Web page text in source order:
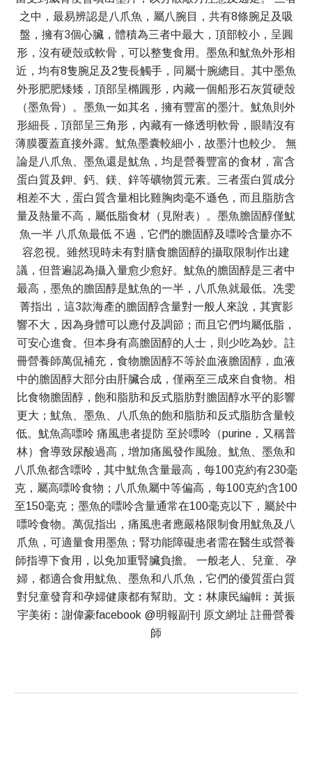
之中，最易辨認是八爪魚，屬八腕目，共有8條腕足及吸
盤，擁有3個心臟，體積為三者中最大，頂部較小，呈圓
形，沒有硬殼或軟骨，可以整隻食用。墨魚和魷魚外形相
近，均有8隻腕足及2隻長觸手，同屬十腕總目。其中墨魚
外形肥肥矮矮，頂部呈橢圓形，內藏一個船形石灰質硬殼
（墨魚骨）。墨魚一如其名，擁有豐富的墨汁。魷魚則外
形細長，頂部呈三角形，內藏有一條透明軟骨，眼睛沒有
薄膜覆蓋直接外露。魷魚墨囊較細小，故墨汁也較少。 無
論是八爪魚、墨魚還是魷魚，均是營養豐富的食材，富含
蛋白質及鉀、鈣、鎂、鋅等礦物質元素。三者蛋白質成分
相差不大，蛋白質含量相比雞胸肉毫不遜色，而且脂肪含
量及熱量不高，屬低脂食材（見附表）。墨魚膽固醇僅魷
魚一半 八爪魚最低 不過，它們的膽固醇及嘌呤含量亦不
容忽視。雖然現時未有對膳食膽固醇的攝取限制作出建
議，但普遍認為攝入量愈少愈好。魷魚的膽固醇是三者中
最高，墨魚的膽固醇是魷魚的一半，八爪魚就最低。冼雯
菁指出，這3款海產的膽固醇含量對一般人來說，其實影
響不大，因為身體可以應付及調節；而且它們均屬低脂，
可安心進食。但本身有高膽固醇的人士，則少吃為妙。註
冊營養師萬侃補充，食物膽固醇不等於血液膽固醇，血液
中的膽固醇大部分由肝臟合成，僅兩至三成來自食物。相
比食物膽固醇，飽和脂肪和反式脂肪對膽固醇水平的影響
更大；魷魚、墨魚、八爪魚的飽和脂肪和反式脂肪含量較
低。魷魚高嘌呤 痛風患者提防 至於嘌呤（purine，又稱普
林）會導致尿酸過高，增加痛風發作風險。魷魚、墨魚和
八爪魚都含嘌呤，其中魷魚含量最高，每100克約有230毫
克，屬高嘌呤食物；八爪魚屬中等偏高，每100克約含100
至150毫克；墨魚的嘌呤含量通常在100毫克以下，屬於中
嘌呤食物。萬侃指出，痛風患者應嚴格限制食用魷魚及八
爪魚，可適量食用墨魚；腎功能障礙患者需在醫生或營養
師指導下食用，以免加重腎臟負擔。 一般老人、兒童、孕
婦，都適合食用魷魚、墨魚和八爪魚，它們的優質蛋白質
對兒童發育和孕婦健康都有幫助。文︰林康民編輯︰黃振
宇美術︰謝偉豪facebook @明報副刊 原文網址 註冊營養
師